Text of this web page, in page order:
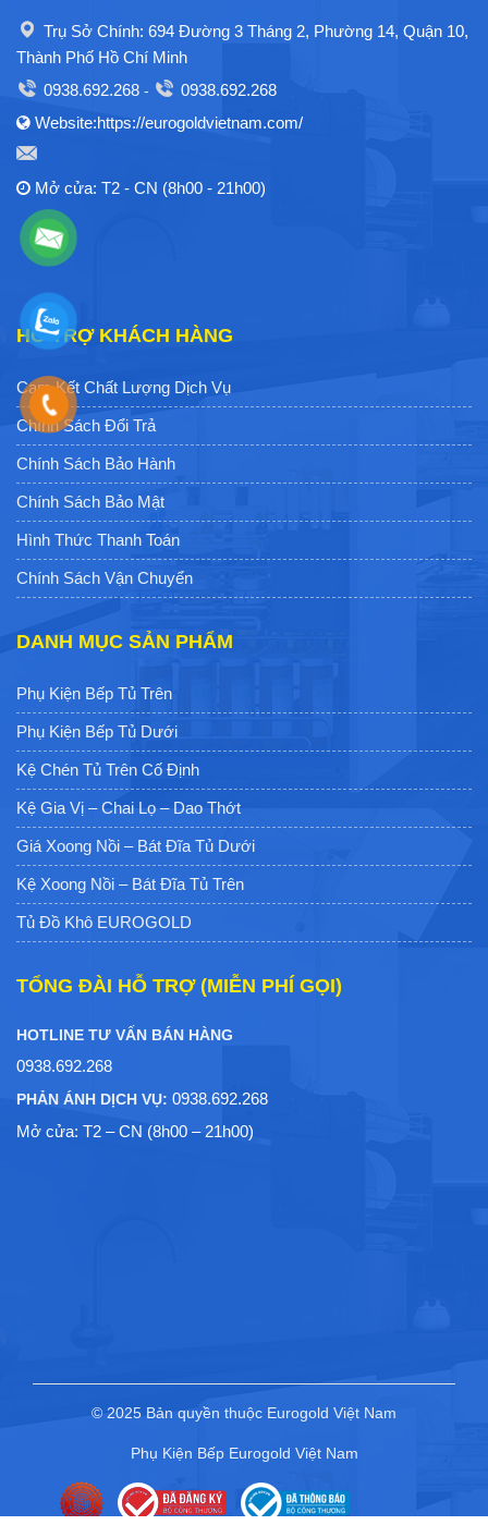
Trụ Sở Chính: 694 Đường 3 Tháng 2, Phường 14, Quận 10,
Thành Phố Hồ Chí Minh
0938.692.268 -
0938.692.268
Website:https://eurogoldvietnam.com/
Mở cửa: T2 - CN (8h00 - 21h00)
HỖ TRỢ KHÁCH HÀNG
Cam Kết Chất Lượng Dịch Vụ
Chính Sách Đổi Trả
Chính Sách Bảo Hành
Chính Sách Bảo Mật
Hình Thức Thanh Toán
Chính Sách Vận Chuyển
DANH MỤC SẢN PHẨM
Phụ Kiện Bếp Tủ Trên
Phụ Kiện Bếp Tủ Dưới
Kệ Chén Tủ Trên Cố Định
Kệ Gia Vị – Chai Lọ – Dao Thớt
Giá Xoong Nồi – Bát Đĩa Tủ Dưới
Kệ Xoong Nồi – Bát Đĩa Tủ Trên
Tủ Đồ Khô EUROGOLD
TỔNG ĐÀI HỖ TRỢ (MIỄN PHÍ GỌI)
HOTLINE TƯ VẤN BÁN HÀNG
0938.692.268
PHẢN ÁNH DỊCH VỤ: 0938.692.268
Mở cửa: T2 – CN (8h00 – 21h00)
© 2025 Bản quyền thuộc Eurogold Việt Nam
Phụ Kiện Bếp Eurogold Việt Nam